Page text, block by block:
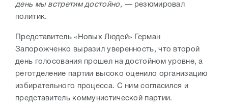
день мы встретим достойно, —резюмировал
политик.
Представитель «Новых Людей» Герман
Запорожченко выразил уверенность, что второй
день голосования прошел на достойном уровне, а
реготделение партии высоко оценило организацию
избирательного процесса. С ним согласился и
представитель коммунистической партии.